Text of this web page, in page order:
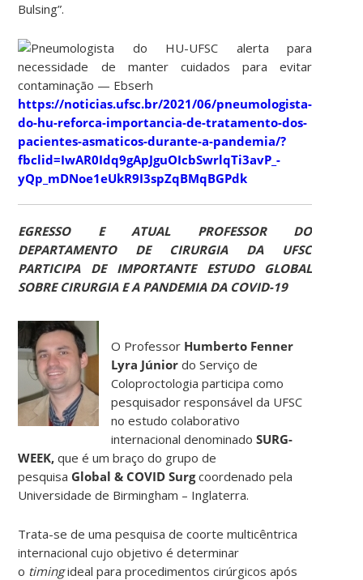
Bulsing”.
https://noticias.ufsc.br/2021/06/pneumologista-
do-hu-reforca-importancia-de-tratamento-dos-
pacientes-asmaticos-durante-a-pandemia/?
fbclid=IwAR0Idq9gApJguOIcbSwrlqTi3avP_-
yQp_mDNoe1eUkR9I3spZqBMqBGPdk
EGRESSO E ATUAL PROFESSOR DO
DEPARTAMENTO DE CIRURGIA DA UFSC
PARTICIPA DE IMPORTANTE ESTUDO GLOBAL
SOBRE CIRURGIA E A PANDEMIA DA COVID-19
O Professor Humberto Fenner
Lyra Júnior do Serviço de
Coloproctologia participa como
pesquisador responsável da UFSC
no estudo colaborativo
internacional denominadoSURG-
WEEK, que é um braço do grupo de
pesquisa Global & COVID Surgcoordenado pela
Universidade de Birmingham – Inglaterra.
Trata-se de uma pesquisa de coorte multicêntrica
internacional cujo objetivo é determinar
o timingideal para procedimentos cirúrgicos após